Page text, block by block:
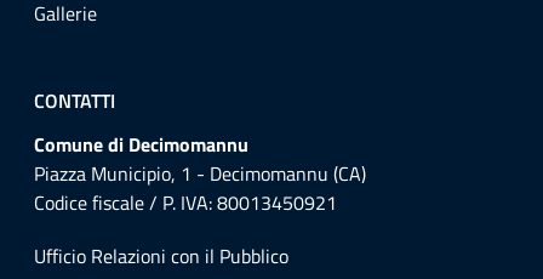
Gallerie
CONTATTI
Comune di Decimomannu
Piazza Municipio, 1 - Decimomannu (CA)
Codice fiscale / P. IVA: 80013450921
Ufficio Relazioni con il Pubblico